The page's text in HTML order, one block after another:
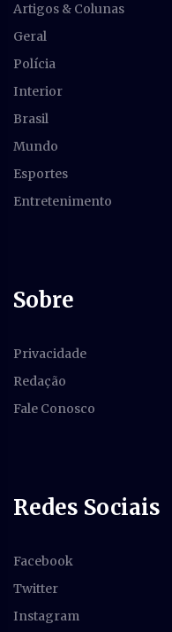
Artigos & Colunas
Geral
Polícia
Interior
Brasil
Mundo
Esportes
Entretenimento
Sobre
Privacidade
Redação
Fale Conosco
Redes Sociais
Facebook
Twitter
Instagram